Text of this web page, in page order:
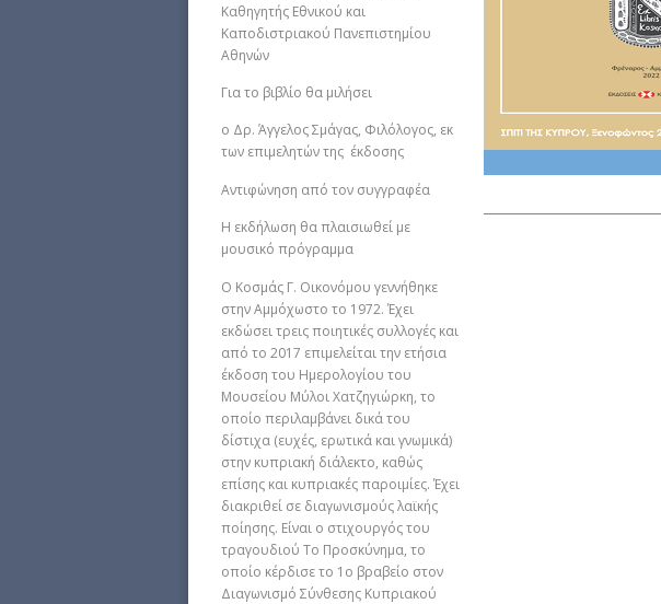
Καθηγητής Εθνικού και
Καποδιστριακού Πανεπιστημίου
Αθηνών
Για το βιβλίο θα μιλήσει
ο Δρ. Άγγελος Σμάγας, Φιλόλογος, εκ
των επιμελητών της έκδοσης
Aντιφώνηση από τον συγγραφέα
Η εκδήλωση θα πλαισιωθεί με
μουσικό πρόγραμμα
Ο Κοσμάς Γ. Οικονόμου γεννήθηκε
στην Αμμόχωστο το 1972. Έχει
εκδώσει τρεις ποιητικές συλλογές και
από το 2017 επιμελείται την ετήσια
έκδοση του Ημερολογίου του
Μουσείου Μύλοι Χατζηγιώρκη, το
οποίο περιλαμβάνει δικά του
δίστιχα (ευχές, ερωτικά και γνωμικά)
στην κυπριακή διάλεκτο, καθώς
επίσης και κυπριακές παροιμίες. Έχει
διακριθεί σε διαγωνισμούς λαϊκής
ποίησης. Είναι ο στιχουργός του
τραγουδιού Το Προσκύνημα, το
οποίο κέρδισε το 1ο βραβείο στον
Διαγωνισμό Σύνθεσης Κυπριακού